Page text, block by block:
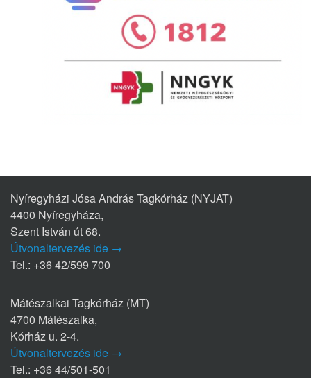
Nyíregyházi Jósa András Tagkórház (NYJAT)
4400 Nyíregyháza,
Szent István út 68.
Útvonaltervezés ide →
Tel.: +36 42/599 700
Mátészalkai Tagkórház (MT)
4700 Mátészalka,
Kórház u. 2-4.
Útvonaltervezés ide →
Tel.: +36 44/501-501